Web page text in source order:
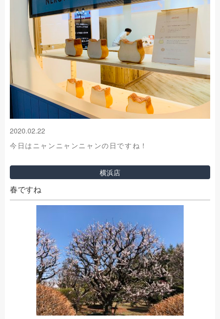
2020.02.22
今日はニャンニャンニャンの日ですね！
横浜店
春ですね